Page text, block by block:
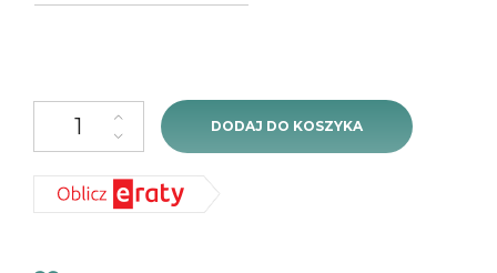
ilość Signia Silk Charge&Go 1IX (ładowalny) - 1szt
DODAJ DO KOSZYKA